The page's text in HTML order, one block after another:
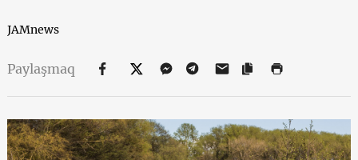
JAMnews
Paylaşmaq